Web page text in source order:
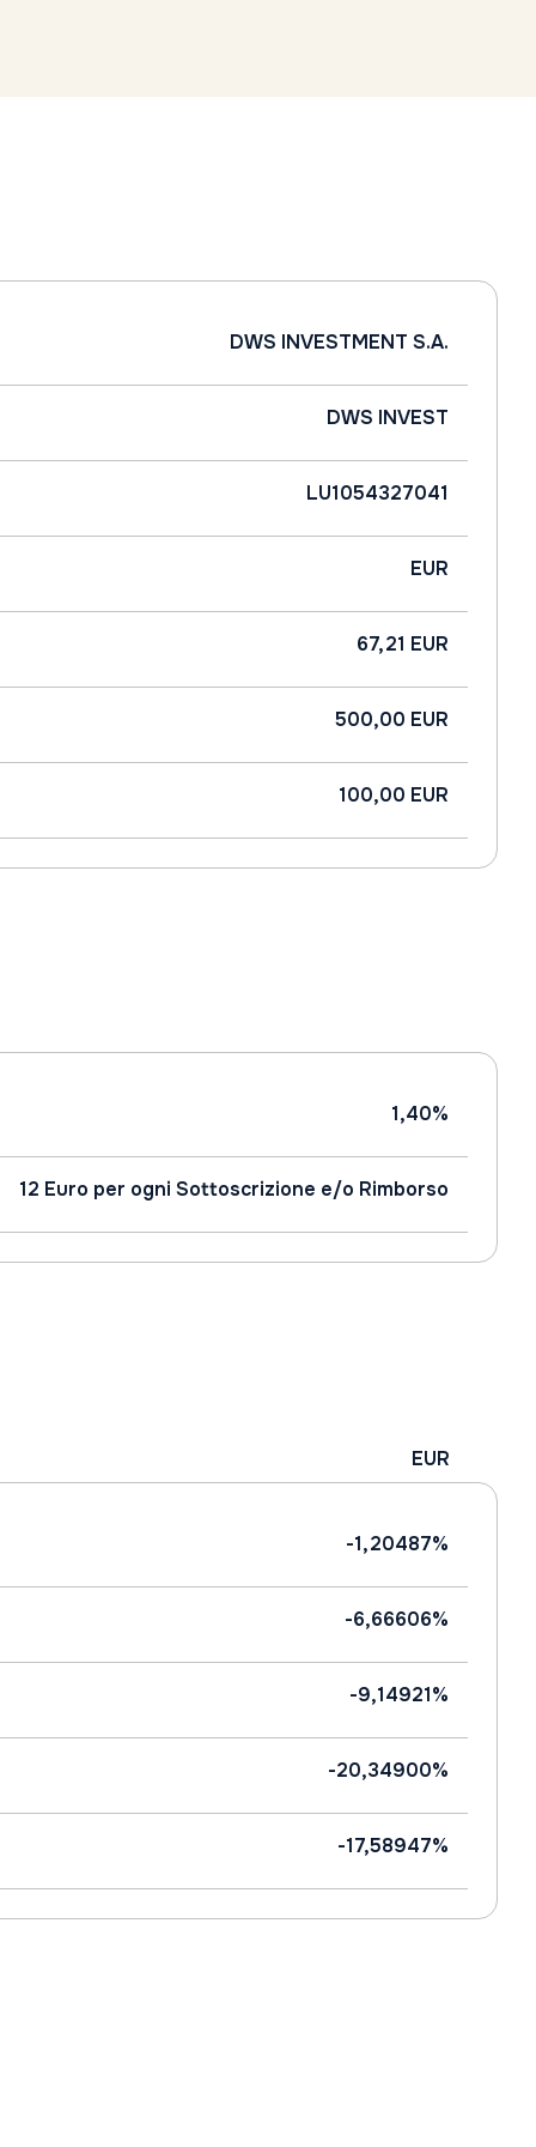
DWS INVESTMENT S.A.
DWS INVEST
LU1054327041
EUR
67,21 EUR
500,00 EUR
100,00 EUR
1,40%
12 Euro per ogni Sottoscrizione e/o Rimborso
EUR
-1,20487%
-6,66606%
-9,14921%
-20,34900%
-17,58947%